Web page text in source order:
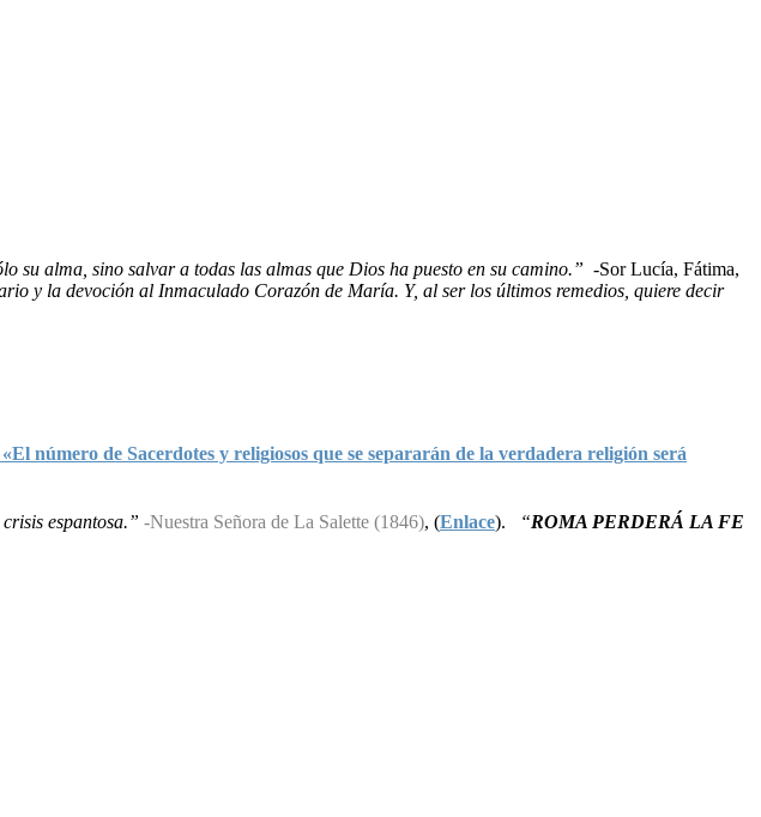
su alma, sino salvar a todas las almas que Dios ha puesto en su camino.” -Sor Lucía, Fátima,
y la devoción al Inmaculado Corazón de María. Y, al ser los últimos remedios, quiere decir
número de Sacerdotes y religiosos que se separarán de la verdadera religión será
espantosa.” -Nuestra Señora de La Salette (1846), (Enlace). “ROMA PERDERÁ LA FE